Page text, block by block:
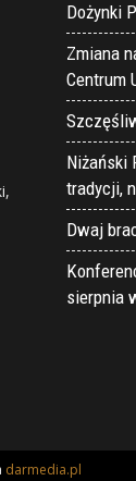
Dożynki
Zmiana
Centrum
Niżański
tradycji,
Dwaj
sierpnia
darmedia.pl